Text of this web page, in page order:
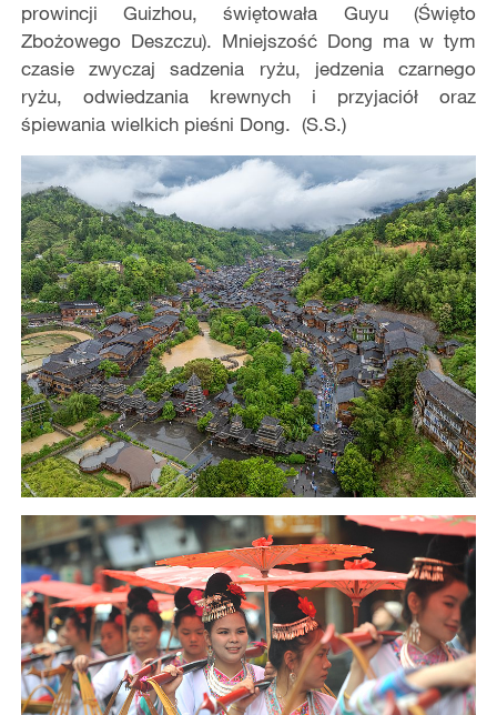
prowincji Guizhou, świętowała Guyu (Święto
Zbożowego Deszczu). Mniejszość Dong ma w tym
czasie zwyczaj sadzenia ryżu, jedzenia czarnego
ryżu, odwiedzania krewnych i przyjaciół oraz
śpiewania wielkich pieśni Dong. (S.S.)